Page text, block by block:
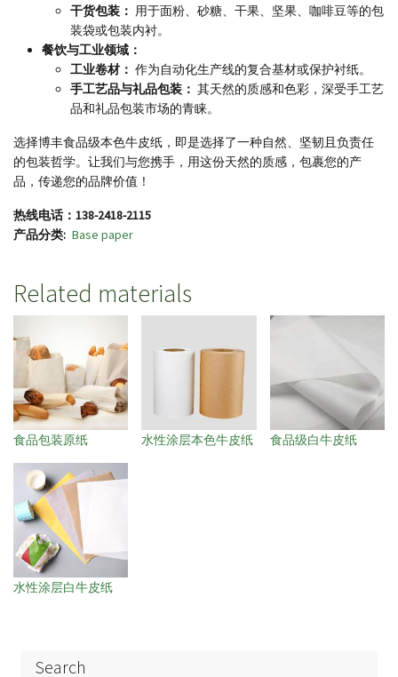
干货包装： 用于面粉、砂糖、干果、坚果、咖啡豆等的包
装袋或包装内衬。
餐饮与工业领域：
工业卷材： 作为自动化生产线的复合基材或保护衬纸。
手工艺品与礼品包装： 其天然的质感和色彩，深受手工艺
品和礼品包装市场的青睐。
选择博丰食品级本色牛皮纸，即是选择了一种自然、坚韧且负责任
的包装哲学。让我们与您携手，用这份天然的质感，包裹您的产
品，传递您的品牌价值！
热线电话： 138-2418-2115
产品分类 Base paper
Related materials
食品包装原纸 水性涂层本色牛皮纸 食品级白牛皮纸
水性涂层白牛皮纸
Search